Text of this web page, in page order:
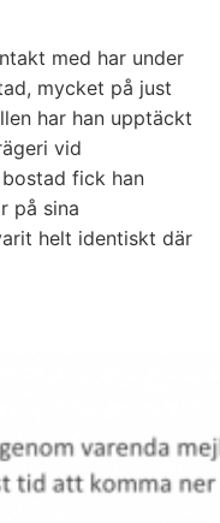
med har under
mycket på just
har han upptäckt
vid
fick han
på sina
helt identiskt där